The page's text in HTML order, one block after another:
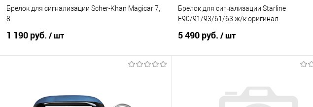
Брелок для сигнализации Scher-Khan Magicar 7,
8
1 190 руб. / шт
Купить в 1 клик
Сравнение
Брелок для сигнализации Starline
E90/91/93/61/63 ж/к оригинал
5 490 руб. / шт
Купить в 1 клик
Сравнение